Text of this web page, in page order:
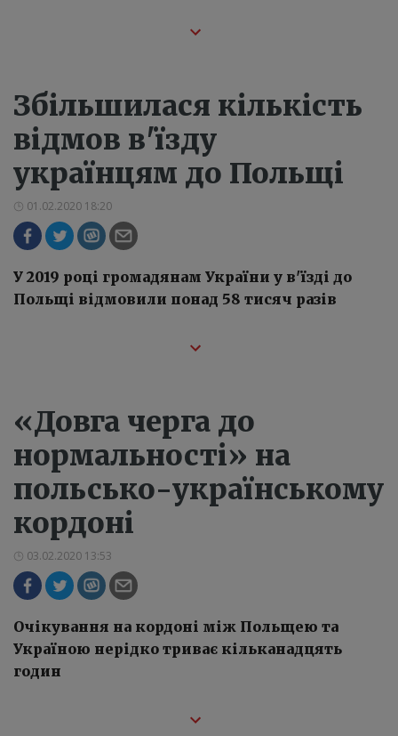
Збільшилася кількість
відмов в'їзду
українцям до Польщі
01.02.2020 18:20
У 2019 році громадянам України у в'їзді до
Польщі відмовили понад 58 тисяч разів
«Довга черга до
нормальності» на
польсько-українському
кордоні
03.02.2020 13:53
Очікування на кордоні між Польщею та
Україною нерідко триває кільканадцять
годин